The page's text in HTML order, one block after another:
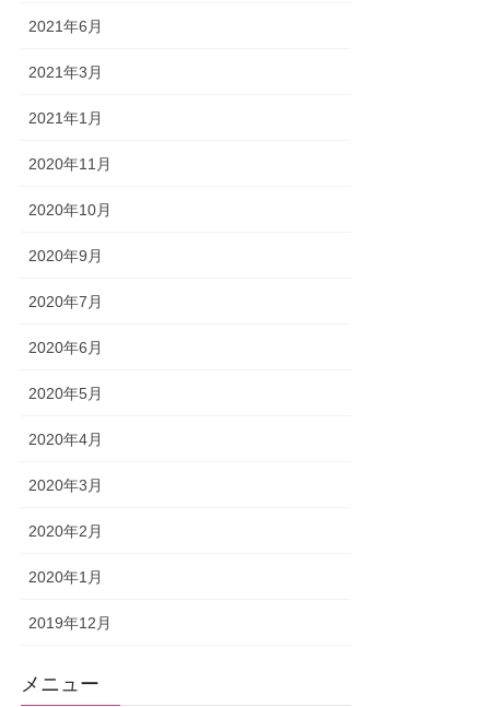
2021年6月
2021年3月
2021年1月
2020年11月
2020年10月
2020年9月
2020年7月
2020年6月
2020年5月
2020年4月
2020年3月
2020年2月
2020年1月
2019年12月
メニュー